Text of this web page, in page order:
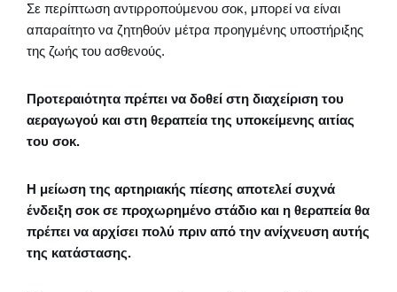
Σε περίπτωση αντιρροπούμενου σοκ, μπορεί να είναι
απαραίτητο να ζητηθούν μέτρα προηγμένης υποστήριξης
της ζωής του ασθενούς.
Προτεραιότητα πρέπει να δοθεί στη διαχείριση του
αεραγωγού και στη θεραπεία της υποκείμενης αιτίας
του σοκ.
Η μείωση της αρτηριακής πίεσης αποτελεί συχνά
ένδειξη σοκ σε προχωρημένο στάδιο και η θεραπεία θα
πρέπει να αρχίσει πολύ πριν από την ανίχνευση αυτής
της κατάστασης.